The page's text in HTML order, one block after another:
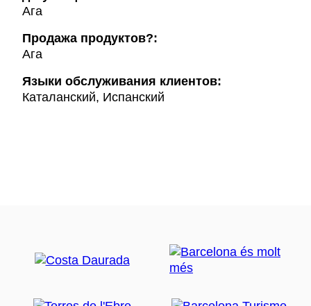
Ага
Продажа продуктов?:
Ага
Языки обслуживания клиентов:
Каталанский, Испанский